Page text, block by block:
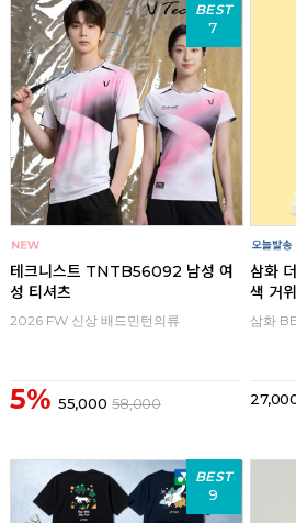
BEST
7
테크니스트 TNTB56092 남성 여
성 티셔츠
2026 FW 신상 배드민턴의류
5% 55,000 58,000
삼화
색 거
삼화
BEST
9